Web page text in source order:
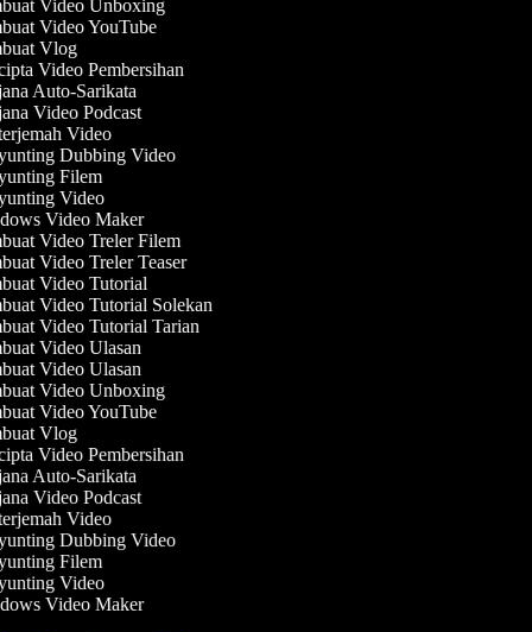
Video Unboxing
Video YouTube
Vlog
Video Pembersihan
Auto-Sarikata
Video Podcast
Video
Dubbing Video
Filem
Video
Video Maker
Video Treler Filem
Video Treler Teaser
Video Tutorial
Video Tutorial Solekan
Video Tutorial Tarian
Video Ulasan
Video Ulasan
Video Unboxing
Video YouTube
Vlog
Video Pembersihan
Auto-Sarikata
Video Podcast
Video
Dubbing Video
Filem
Video
Video Maker